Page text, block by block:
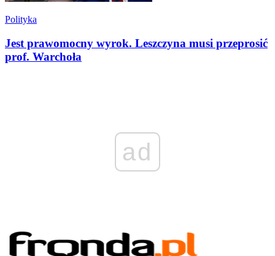
Polityka
Jest prawomocny wyrok. Leszczyna musi przeprosić
prof. Warchoła
ad